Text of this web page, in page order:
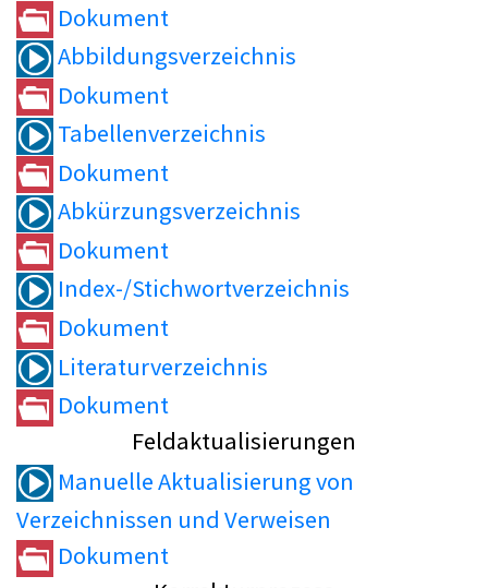
Dokument
Abbildungsverzeichnis
Dokument
Tabellenverzeichnis
Dokument
Abkürzungsverzeichnis
Dokument
Index-/Stichwortverzeichnis
Dokument
Literaturverzeichnis
Dokument
Feldaktualisierungen
Manuelle Aktualisierung von
Verzeichnissen und Verweisen
Dokument